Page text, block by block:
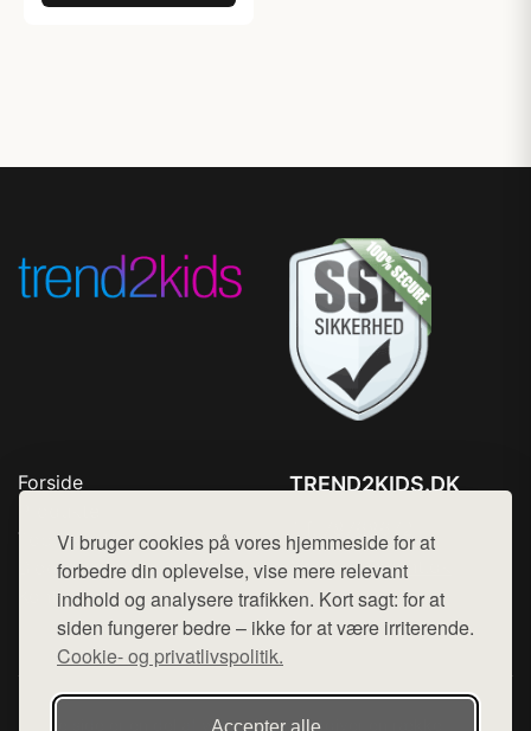
Vi bruger cookies på vores hjemmeside for at
forbedre din oplevelse, vise mere relevant
indhold og analysere trafikken. Kort sagt: for at
siden fungerer bedre – ikke for at være irriterende.
Cookie- og privatlivspolitik.
Accepter alle
Forside
Top Rabatter
Blog
Kontakt
TREND2KIDS.DK
Mail: hej@want.dk
Cookie- og privatlivspolitik
Denne side er en del af want.dk, der udgiver en række